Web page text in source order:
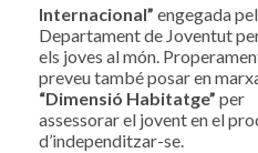
Internacional” engegada pel
Departament de Joventut
els joves al món.
preveu també posar en
“Dimensió Habitatge” per
assessorar el jovent en el
d’independitzar-se.